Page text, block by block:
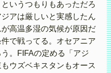
いうつもりもあっただろ
アは厳しいと実感したん
高温多湿の気候が原因だ
で戦ってる。オセアニア
。FIFAの定める「アジ
ウズベキスタンもオース